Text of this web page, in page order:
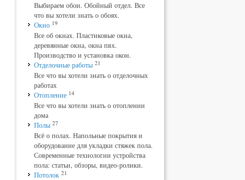
Выбираем обои. Обойный отдел. Все
что вы хотели знать о обоях.
Окно 19
Все об окнах. Пластиковые окна,
деревянные окна, окна пвх.
Производство и установка окон.
Отделочные работы 21
Все что вы хотели знать о отделочных
работах
Отопление 14
Все что вы хотели знать о отоплении
дома
Полы 27
Всё о полах. Напольные покрытия и
оборудование для укладки стяжек пола.
Современные технологии устройства
пола: статьи, обзоры, видео-ролики.
Потолок 21